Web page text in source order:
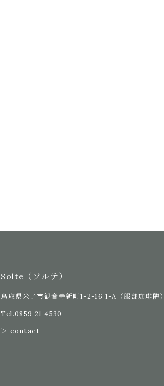
Solte（ソルテ）
鳥取県米子市観音寺新町1-2-16 1-A （服部珈琲隣）
Tel.0859 21 4530
＞ contact